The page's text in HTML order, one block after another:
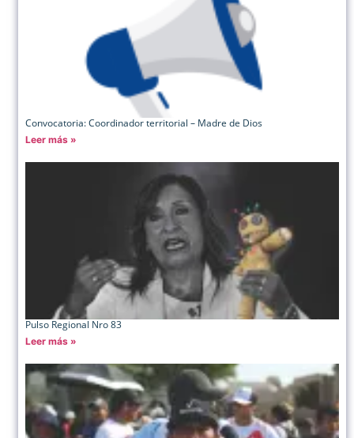
Convocatoria: Coordinador territorial – Madre de Dios
Leer más »
Pulso Regional Nro 83
Leer más »